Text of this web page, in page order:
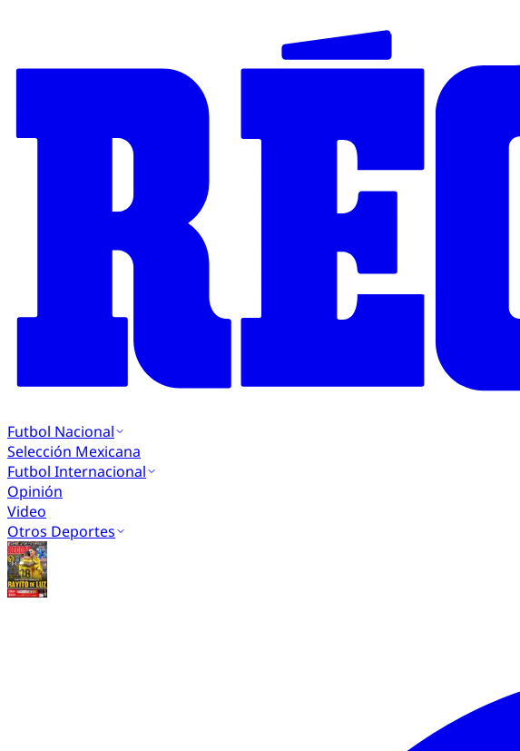
Futbol Nacional
Selección Mexicana
Futbol Internacional
Opinión
Video
Otros Deportes